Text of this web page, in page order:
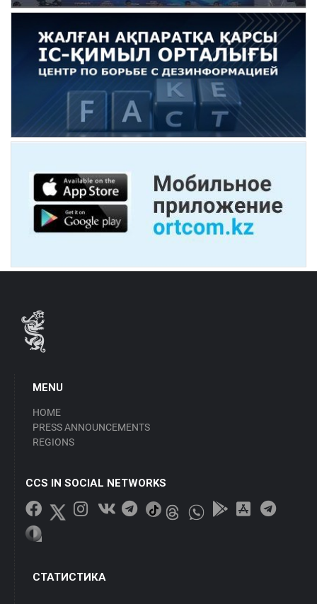
MENU
HOME
PRESS ANNOUNCEMENTS
REGIONS
CCS IN SOCIAL NETWORKS
СТАТИСТИКА